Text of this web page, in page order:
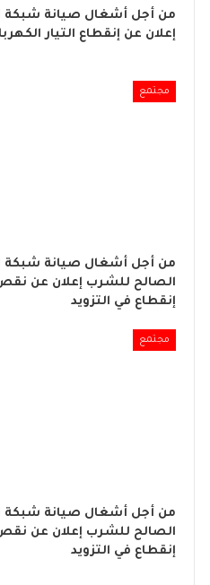
من أجل أشغال صيانة شبكة
إعلان عن إنقطاع التيار
مجتمع
من أجل أشغال صيانة شبكة
الصالح للشرب إعلان عن
إنقطاع في التزويد
مجتمع
من أجل أشغال صيانة شبكة
الصالح للشرب إعلان عن
إنقطاع في التزويد